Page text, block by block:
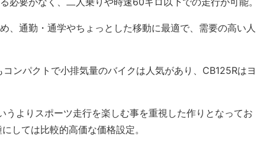
、通勤・通学やちょっとした移動に最適で、需要の高い人
ンパクトで小排気量のバイクは人気があり、CB125Rはヨ
うよりスポーツ走行を楽しむ事を重視した作りとなってお
しては比較的高価な価格設定。